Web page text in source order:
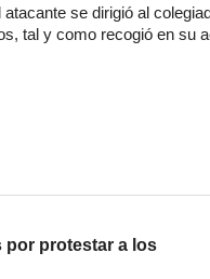
se dirigió al
tal y como recogió en su
por protestar a los